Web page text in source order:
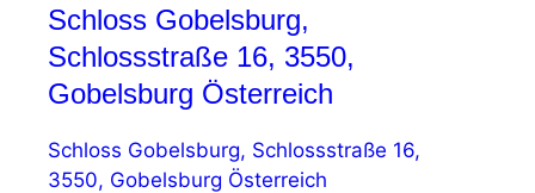
Schloss Gobelsburg,
Schlossstraße 16, 3550,
Gobelsburg Österreich
Schloss Gobelsburg, Schlossstraße 16,
3550, Gobelsburg Österreich